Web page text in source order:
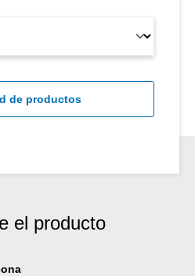
de productos
el producto